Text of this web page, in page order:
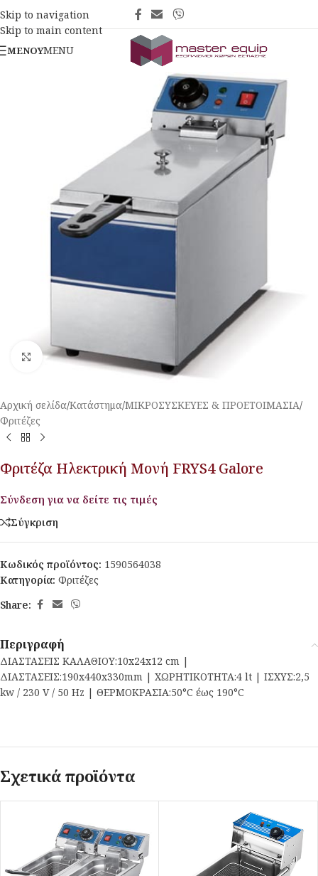
Skip to navigation
Skip to main content
ΜΕΝΟΎMENU
Κλικ για μεγέθυνση
Αρχική σελίδα/Κατάστημα/ΜΙΚΡΟΣΥΣΚΕΥΕΣ & ΠΡΟΕΤΟΙΜΑΣΙΑ/
Φριτέζες
Φριτέζα Ηλεκτρική Μονή FRYS4 Galore
Σύνδεση για να δείτε τις τιμές
Σύγκριση
Κωδικός προϊόντος: 1590564038
Κατηγορία: Φριτέζες
Share:
Περιγραφή
ΔΙΑΣΤΑΣΕΙΣ ΚΑΛΑΘΙΟΥ:10x24x12 cm |
ΔΙΑΣΤΑΣΕΙΣ:190x440x330mm | ΧΩΡΗΤΙΚΟΤΗΤΑ:4 lt | ΙΣΧΥΣ:2,5
kw / 230 V / 50 Hz | ΘΕΡΜΟΚΡΑΣΙΑ:50°C έως 190°C
Σχετικά προϊόντα